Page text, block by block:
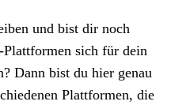
und bist dir noch
sich für dein
Dann bist du hier genau
Plattformen, die